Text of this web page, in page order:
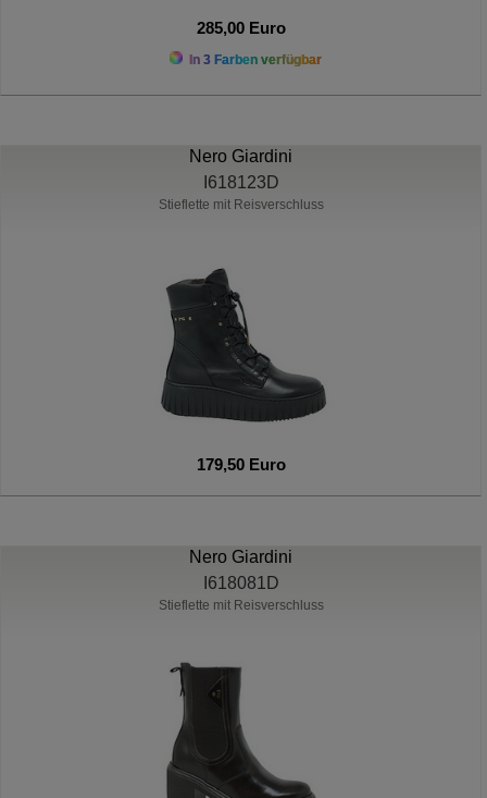
285,00 Euro
In 3 Farben verfügbar
Nero Giardini
I618123D
Stieflette mit Reisverschluss
179,50 Euro
Nero Giardini
I618081D
Stieflette mit Reisverschluss